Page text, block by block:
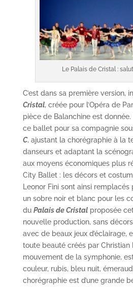
Le Palais de Cristal :
C’est dans sa première version,
Cristal, créée pour l’Opéra de
pièce de Balanchine est
ce ballet pour sa compagnie
C, ajustant la chorégraphie à la
danseurs et adaptant la
aux moyens économiques plus
City Ballet : les décors et
Leonor Fini sont ainsi
un sobre noir et blanc pour les
du Palais de Cristalproposée
nouvelle production, sans
avec de beaux jeux d’éclairage,
toute beauté créés par Christian
mouvement de la symphonie,
couleur, rubis, bleu nuit,
chorégraphie est d’une grande